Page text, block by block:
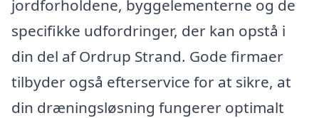
jordforholdene, byggelementerne og de
specifikke udfordringer, der kan opstå i
din del af Ordrup Strand. Gode firmaer
tilbyder også efterservice for at sikre, at
din dræningsløsning fungerer optimalt